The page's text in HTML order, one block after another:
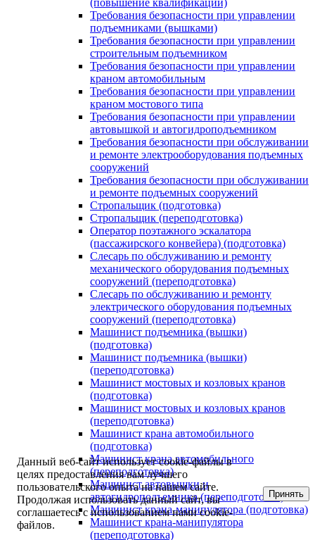
(повышение квалификации)
Требования безопасности при управлении
подъемниками (вышками)
Требования безопасности при управлении
строительным подъемником
Требования безопасности при управлении
краном автомобильным
Требования безопасности при управлении
краном мостового типа
Требования безопасности при управлении
автовышкой и автогидроподъемником
Требования безопасности при обслуживании
и ремонте электрооборудования подъемных
сооружений
Требования безопасности при обслуживании
и ремонте подъемных сооружений
Стропальщик (подготовка)
Стропальщик (переподготовка)
Оператор поэтажного эскалатора
(пассажирского конвейера) (подготовка)
Слесарь по обслуживанию и ремонту
механического оборудования подъемных
сооружений (переподготовка)
Слесарь по обслуживанию и ремонту
электрического оборудования подъемных
сооружений (переподготовка)
Машинист подъемника (вышки)
(подготовка)
Машинист подъемника (вышки)
(переподготовка)
Машинист мостовых и козловых кранов
(подготовка)
Машинист мостовых и козловых кранов
(переподготовка)
Машинист крана автомобильного
(подготовка)
Машинист крана автомобильного
(переподготовка)
Машинист автовышки и
автогидроподъемника (переподготовка)
Машинист крана-манипулятора (подготовка)
Машинист крана-манипулятора
(переподготовка)
Данный веб-сайт использует cookie-файлы в
целях предоставления вам лучшего
пользовательского опыта на нашем сайте.
Продолжая использовать данный сайт, вы
соглашаетесь с использованием нами cookie-
файлов.
Принять